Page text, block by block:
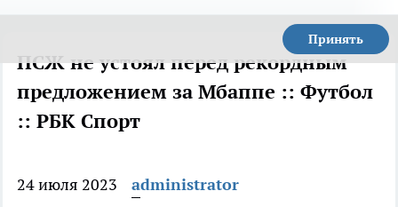
Принять
ПСЖ не устоял перед рекордным
предложением за Мбаппе :: Футбол
:: РБК Спорт
24 июля 2023
administrator